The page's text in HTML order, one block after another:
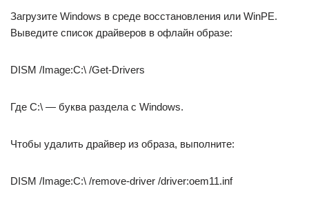
Загрузите Windows в среде восстановления или WinPE.
Выведите список драйверов в офлайн образе:
DISM /Image:C:\ /Get-Drivers
Где C:\ — буква раздела с Windows.
Чтобы удалить драйвер из образа, выполните:
DISM /Image:C:\ /remove-driver /driver:oem11.inf